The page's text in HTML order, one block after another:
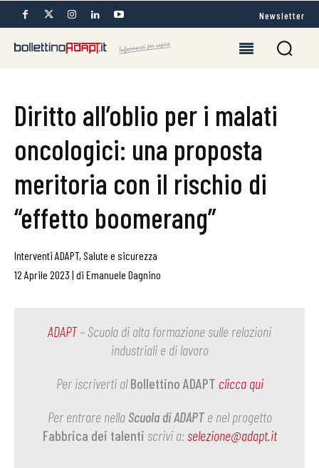
Newsletter
Diritto all’oblio per i malati
oncologici: una proposta
meritoria con il rischio di
“effetto boomerang”
Interventi ADAPT, Salute e sicurezza
12 Aprile 2023 | di Emanuele Dagnino
ADAPT– Scuola di alta formazione sulle relazioni
industriali e di lavoro
Per iscriverti alBollettino ADAPT clicca qui
Per entrare nella Scuola di ADAPTe nel progetto
Fabbrica dei talenti scrivi a:selezione@adapt.it